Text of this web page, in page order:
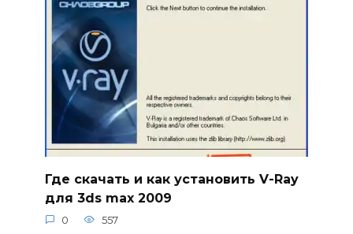
Где скачать и как установить V-Ray
для 3ds max 2009
0 557